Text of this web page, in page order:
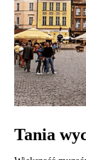
Tania